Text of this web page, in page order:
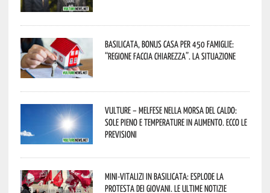
Basilicata, Bonus casa per 450 famiglie:
“Regione faccia chiarezza”. La situazione
Vulture – melfese nella morsa del caldo:
sole pieno e temperature in aumento. Ecco le
previsioni
Mini-vitalizi in Basilicata: esplode la
protesta dei giovani. Le ultime notizie